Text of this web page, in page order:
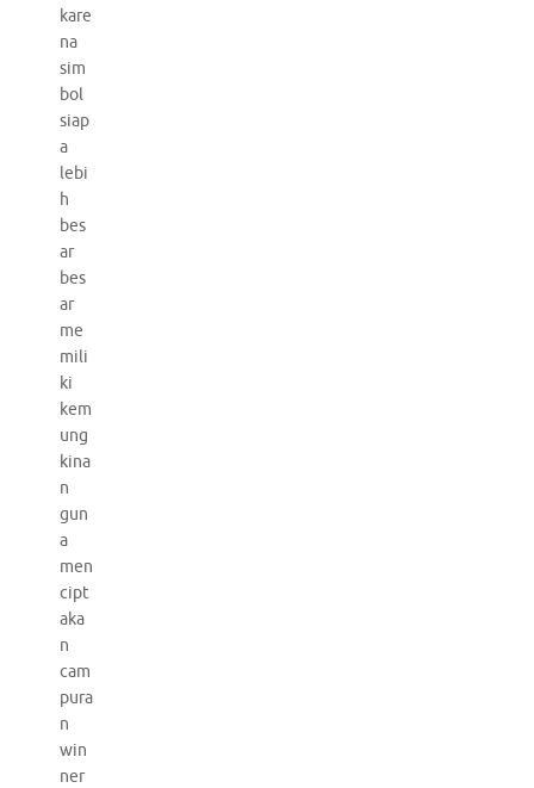
kare
na
sim
bol
siap
a
lebi
h
bes
ar
bes
ar
me
mili
ki
kem
ung
kina
n
gun
a
men
cipt
aka
n
cam
pura
n
win
ner